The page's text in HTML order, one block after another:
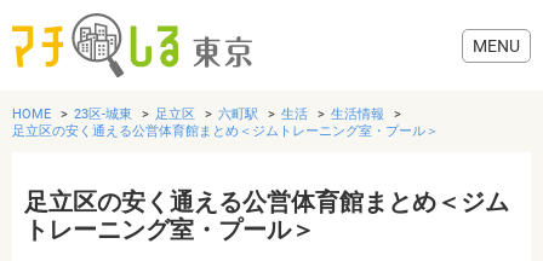
グルメ
HOME 23区-城東 足立区 六町駅 生活
生活情報
足立区の安く通える公営体育館まとめ＜ジムトレーニング室・プール＞
足立区の安く通える公営体育館まとめ＜ジム
トレーニング室・プール＞